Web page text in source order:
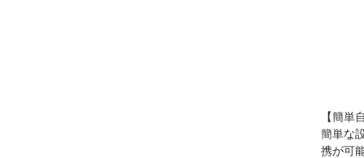
【簡単
簡単な
携が可